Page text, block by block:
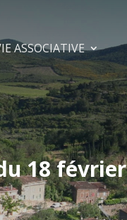
ASSOCIATIVE
18 février